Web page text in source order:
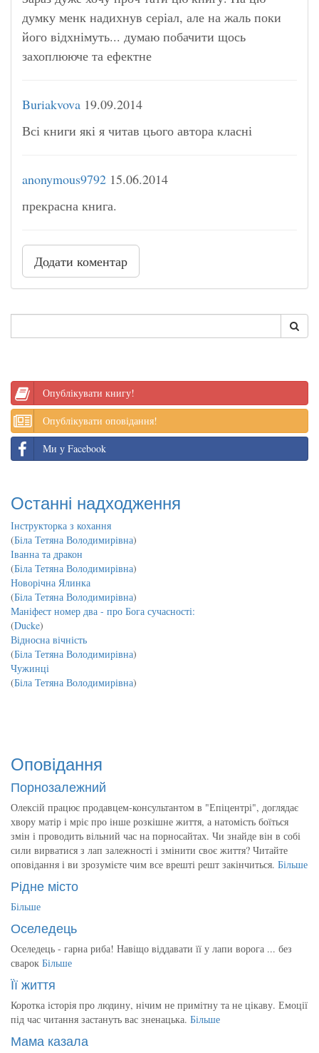
думку менк надихнув серіал, але на жаль поки
його відхнімуть... думаю побачити щось
захоплююче та ефектне
Buriakvova 19.09.2014
Всі книги які я читав цього автора класні
anonymous9792 15.06.2014
прекрасна книга.
Додати коментар
Опублікувати книгу!
Опублікувати оповідання!
Ми у Facebook
Останні надходження
Інструкторка з кохання
(Біла Тетяна Володимирівна)
Іванна та дракон
(Біла Тетяна Володимирівна)
Новорічна Ялинка
(Біла Тетяна Володимирівна)
Маніфест номер два - про Бога сучасності:
(Ducke)
Відносна вічність
(Біла Тетяна Володимирівна)
Чужинці
(Біла Тетяна Володимирівна)
Оповідання
Порнозалежний
Олексій працює продавцем-консультантом в "Епіцентрі", доглядає
хвору матір і мріє про інше розкішне життя, а натомість боїться
змін і проводить вільний час на порносайтах. Чи знайде він в собі
сили вирватися з лап залежності і змінити своє життя? Читайте
оповідання і ви зрозумієте чим все врешті решт закінчиться. Більше
Рідне місто
Більше
Оселедець
Оселедець - гарна риба! Навіщо віддавати її у лапи ворога ... без
сварок Більше
Її життя
Коротка історія про людину, нічим не примітну та не цікаву. Емоції
під час читання застануть вас зненацька. Більше
Мама казала